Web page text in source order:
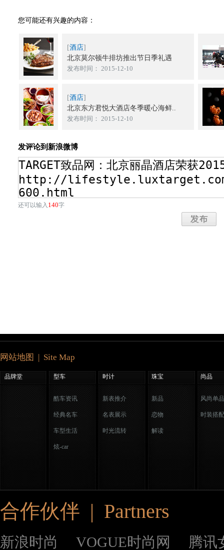
您可能还有兴趣的内容：
[酒店]
北京莫尔顿牛排坊推出节日季礼遇
发布时间： 2015-12-10
[酒店]
北京东方君悦大酒店冬季暖心海鲜..
发布时间： 2015-12-10
发评论到新浪微博
还可以输入 140字
网站地图 | Site Map
品牌堂 型车 时计 珠宝 尚品
酷车资讯
经典名车
车型生活
炫-car
新表推介
名表展示
时光流转
新品
恋物
解读
风尚单品
时装搭配
合作伙伴 | Partners
新浪时尚 VOGUE时尚网 腾讯